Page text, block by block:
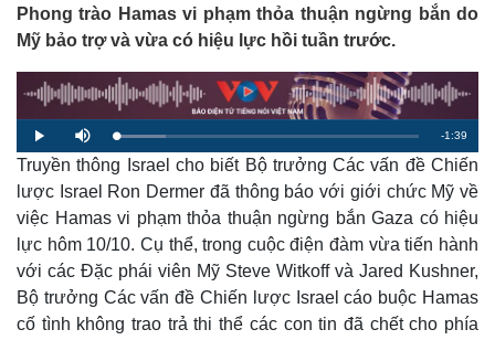
Phong trào Hamas vi phạm thỏa thuận ngừng bắn do
Mỹ bảo trợ và vừa có hiệu lực hồi tuần trước.
P
l
a
y
M
u
t
e
L
o
a
d
e
1
6
.
3
5
%
R
e
m
a
i
n
-1:39
Truyền thông Israel cho biết Bộ trưởng Các vấn đề Chiến
lược Israel Ron Dermer đã thông báo với giới chức Mỹ về
việc Hamas vi phạm thỏa thuận ngừng bắn Gaza có hiệu
lực hôm 10/10. Cụ thể, trong cuộc điện đàm vừa tiến hành
với các Đặc phái viên Mỹ Steve Witkoff và Jared Kushner,
Bộ trưởng Các vấn đề Chiến lược Israel cáo buộc Hamas
cố tình không trao trả thi thể các con tin đã chết cho phía